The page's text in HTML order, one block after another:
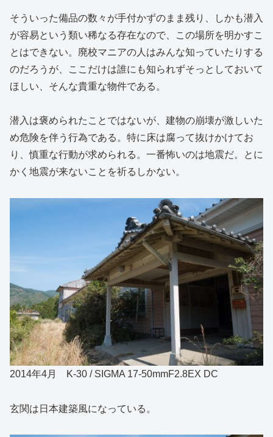
そういった備品の数々が手付かずのまま残り、しかも潜入
が容易という類い稀なる存在なので、この場所を明かすこ
とはできない。廃校マニアの人はみんな知っていたりする
のだろうが、ここだけは誰にも知られずそっとしておいて
ほしい、そんな貴重な物件である。
潜入は褒められたことではないが、建物の崩壊が激しいた
め危険を伴う行為である。特に床は腐って抜けかけてお
り、慎重な行動が求められる。一番怖いのは地震だ。とに
かく地震が来ないことを祈るしかない。
2014年4月 K-30 / SIGMA 17-50mmF2.8EX DC
玄関は日本建築風になっている。